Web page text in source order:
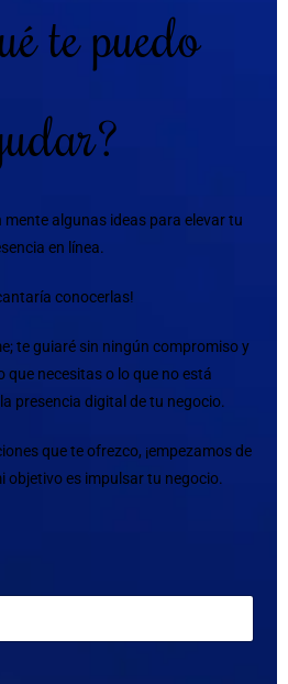
te puedo
mente algunas ideas para elevar tu
en línea.
conocerlas!
te guiaré sin ningún compromiso y
que necesitas o lo que no está
presencia digital de tu negocio.
que te ofrezco, ¡empezamos de
objetivo es impulsar tu negocio.